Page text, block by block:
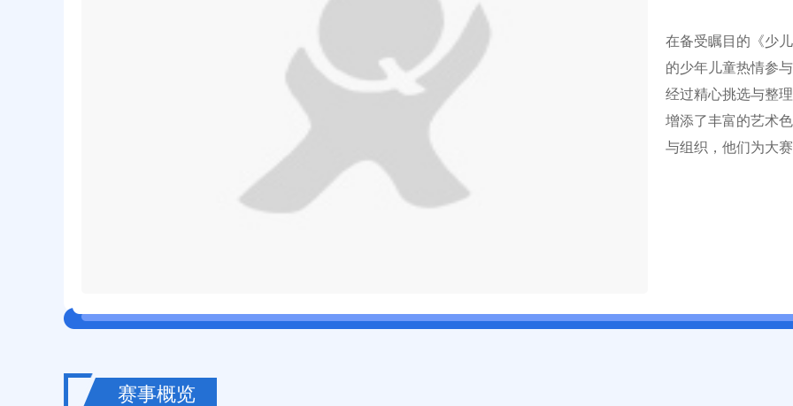
在备受瞩目的《少
的少年儿童热情参
经过精心挑选与整
增添了丰富的艺术
与组织，他们为大
赛事概览